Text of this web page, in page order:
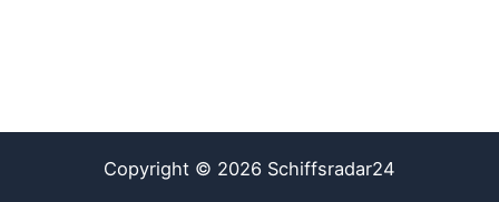
Copyright © 2026 Schiffsradar24